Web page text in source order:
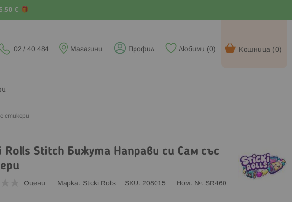
€
Кошница (0)
Любими (0)
Профил
Магазини
02 / 40 484
стикери
Rolls Stitch Бижута Направи си Сам със
Оцени Марка Sticki Rolls SKU 208015 Ном. № SR460